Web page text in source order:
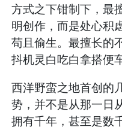
方式之下钳制下，最
明创作，而是处心积
苟且偷生。最擅长的
抖机灵白吃白拿搭便车
西洋野蛮之地首创的
势，并不是从那一日
拥有千年，甚至是数